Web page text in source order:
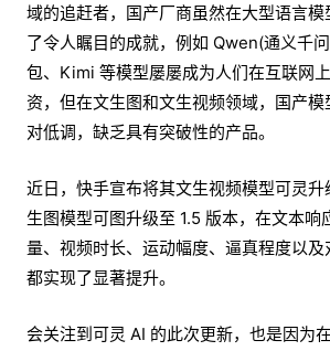
域的追赶者，国产厂商虽然在大型语言
了令人瞩目的成就，例如 Qwen(通义千
包、Kimi 等模型屡屡成为人们在互联网
资，但在文生图和文生视频领域，国产
对低调，缺乏具有突破性的产品。
近日，快手宣布将其文生视频模型可灵升
生图模型可图升级至 1.5 版本，在文本响
量、视频时长、运动幅度、逼真程度以
都实现了显著提升。
会关注到可灵 AI 的此次更新，也是因为